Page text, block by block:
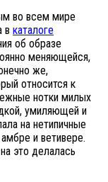
во всем мире
в каталоге
об образе
меняющейся,
же,
относится к
нотки милых
умиляющей и
на нетипичные
и ветивере.
это делалась